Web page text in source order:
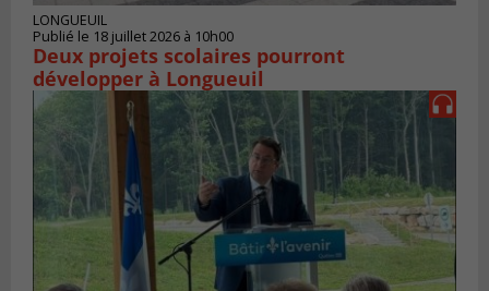
LONGUEUIL
Publié le 18 juillet 2026 à 10h00
Deux projets scolaires pourront
développer à Longueuil